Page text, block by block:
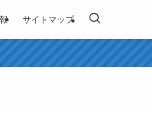
サイトマップ